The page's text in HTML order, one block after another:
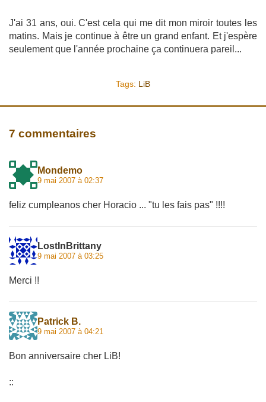
J'ai 31 ans, oui. C'est cela qui me dit mon miroir toutes les
matins. Mais je continue à être un grand enfant. Et j'espère
seulement que l'année prochaine ça continuera pareil...
Tags: LiB
7 commentaires
Mondemo
9 mai 2007 à 02:37
feliz cumpleanos cher Horacio ... "tu les fais pas" !!!!
LostInBrittany
9 mai 2007 à 03:25
Merci !!
Patrick B.
9 mai 2007 à 04:21
Bon anniversaire cher LiB!
::